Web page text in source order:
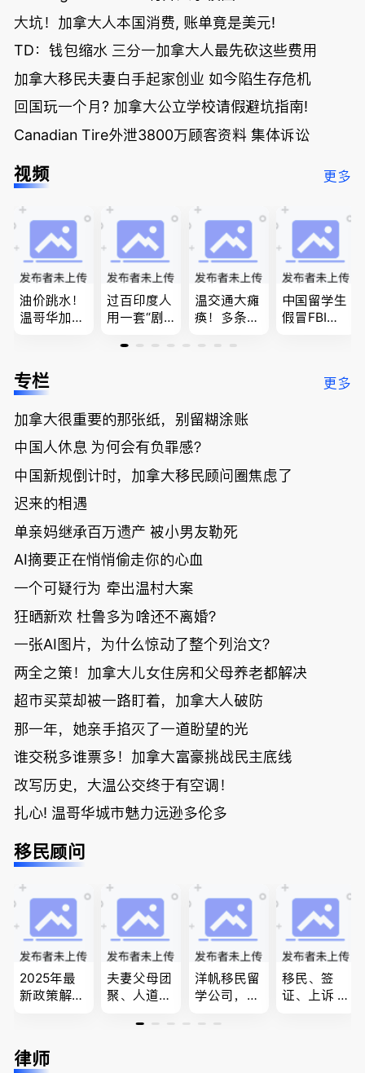
大坑！加拿大人本国消费, 账单竟是美元!
TD：钱包缩水 三分一加拿大人最先砍这些费用
加拿大移民夫妻白手起家创业 如今陷生存危机
回国玩一个月? 加拿大公立学校请假避坑指南!
Canadian Tire外泄3800万顾客资料 集体诉讼
视频 更多
油价跳水！
温哥华加油
低；免费狂
送50万磅蔬
温“丑陋土
豆日”冲击
吉尼斯纪
录；惨！留
学生换汇被
骗光2万美
元，还被卷
入跨国刑案
账户遭封！
过百印度人
用一套“剧
官：太假
欠款多出$1
9万；突
发！无辜男
孩温哥华市
中心被刺身
温交通大瘫
痪！多条主
底；做顿饭
单；房市崩
国租赁市场
恐迎暴跌危
中国留学生
假冒FBI上
夫妻住进殡
专栏 更多
加拿大很重要的那张纸，别留糊涂账
中国人休息 为何会有负罪感？
中国新规倒计时，加拿大移民顾问圈焦虑了
迟来的相遇
单亲妈继承百万遗产 被小男友勒死
AI摘要正在悄悄偷走你的心血
一个可疑行为 牵出温村大案
狂晒新欢 杜鲁多为啥还不离婚？
一张AI图片，为什么惊动了整个列治文？
两全之策！加拿大儿女住房和父母养老都解决
超市买菜却被一路盯着，加拿大人破防
那一年，她亲手掐灭了一道盼望的光
谁交税多谁票多！加拿大富豪挑战民主底线
改写历史，大温公交终于有空调！
扎心! 温哥华城市魅力远逊多伦多
移民顾问
2025年最
新政策解
免费咨询各
类疑难签证
夫妻父母团
聚、人道移
和工签 移
洋帆移民留
学公司，精
签各类签证
移民、签
证、上诉 --
律师